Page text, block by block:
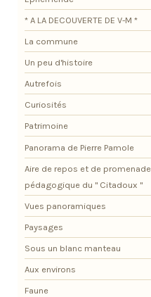
* A LA DECOUVERTE DE V-M *
La commune
Un peu d'histoire
Autrefois
Curiosités
Patrimoine
Panorama de Pierre Pamole
Aire de repos et de promenade
pédagogique du " Citadoux "
Vues panoramiques
Paysages
Sous un blanc manteau
Aux environs
Faune